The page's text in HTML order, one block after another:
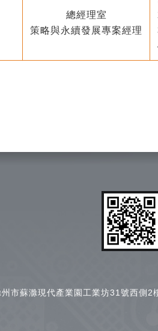
總經理室
策略與永續發展專案經理
市蘇滁現代產業園工業坊31號西側2